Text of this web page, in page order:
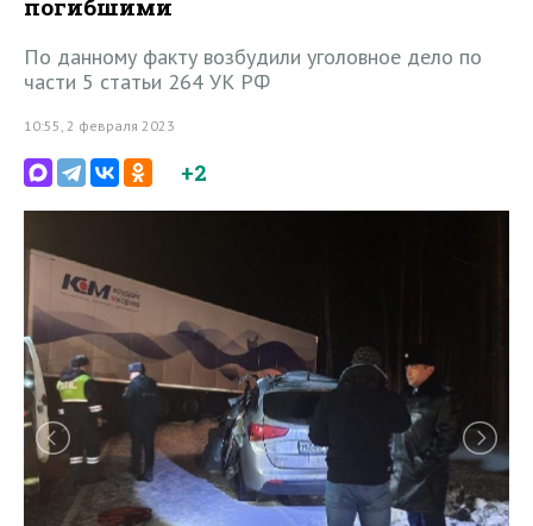
погибшими
По данному факту возбудили уголовное дело по
части 5 статьи 264 УК РФ
10:55, 2 февраля 2023
+2